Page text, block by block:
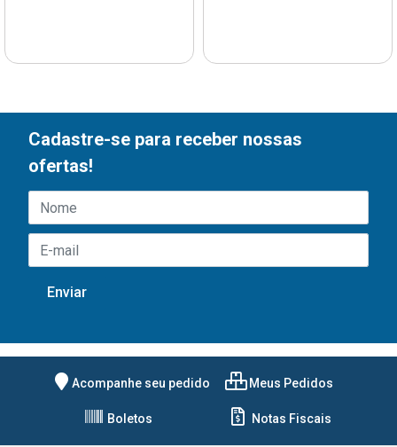
Cadastre-se para receber nossas
ofertas!
Acompanhe seu pedido Meus Pedidos
Boletos Notas Fiscais